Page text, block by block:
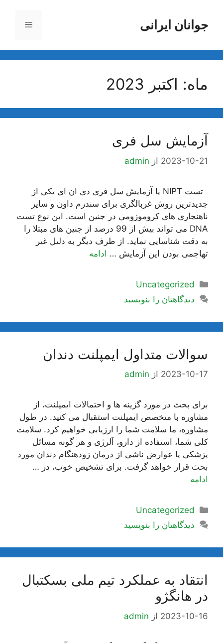
محتواجوانان ایرانی فهرست
ماه: اکتبر 2023
آزمایش سل فری
2023-10-21 از admin
تست NIPT یا آزمایش سل فری دی ان ای یکی از
جدیدترین روش غربالگری برای سندرم داون و سایر
ناهنجاری های کروموزومی در جنین است. این نوع تست
DNA می تواند بیش از 99 درصد از جنین های مبتلا را
به دقت شناسایی نماید. از طرف دیگر به دلیل غیر
تهاجمی بودن این آزمایش … ادامه
دسته‌ها
Uncategorized
دیدگاهتان را بنویسید
سوالات متداول ایمپلنت دندان
2023-10-17 از admin
برای بحث در مورد گزینه ها و احتمالات ایمپلنت، از
مشاوره با متخصص ایمپلنت استقبال می کنید. در طول
مشاوره، ما سلامت شما را ارزیابی خواهیم کرد. سلامت
کلی شما، استفاده از دارو، آلرژی و هر گونه مسائل
پزشکی یا عوارض ناشی از درمان زودهنگام دندان مورد
بحث قرار خواهد گرفت. برای تشخیص خوب، در …
ادامه
دسته‌ها
Uncategorized
دیدگاهتان را بنویسید
انتقاد به عملکرد تیم ملی بسکتبال
در هانگژو
2023-10-16 از admin